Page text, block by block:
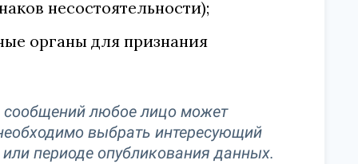
несостоятельности);
органы для признания
любое лицо может
выбрать интересующий
периоде опубликования данных.